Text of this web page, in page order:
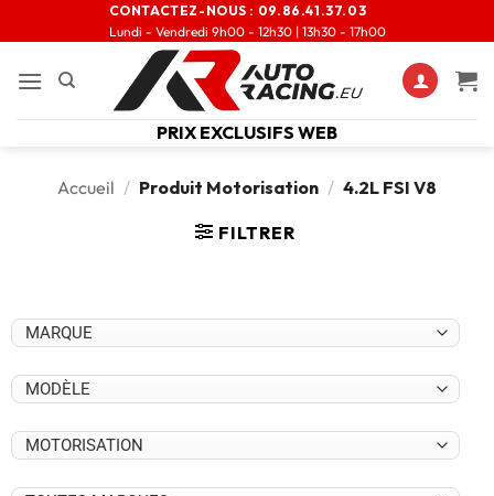
CONTACTEZ-NOUS : 09.86.41.37.03
Lundi - Vendredi 9h00 - 12h30 | 13h30 - 17h00
PRIX EXCLUSIFS WEB
Accueil / Produit Motorisation / 4.2L FSI V8
FILTRER